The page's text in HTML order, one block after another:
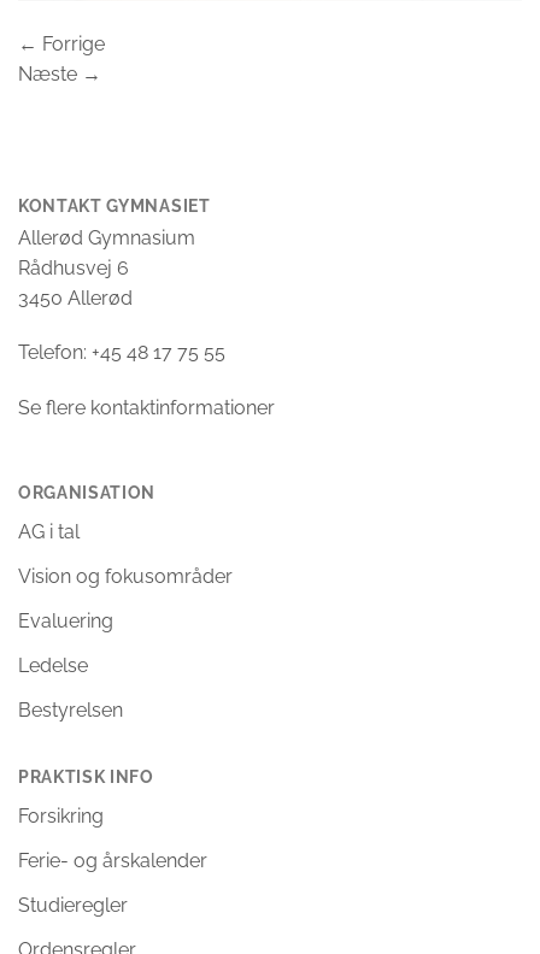
← Forrige
Næste →
KONTAKT GYMNASIET
Allerød Gymnasium
Rådhusvej 6
3450 Allerød
Telefon: +45 48 17 75 55
Se flere kontaktinformationer
ORGANISATION
AG i tal
Vision og fokusområder
Evaluering
Ledelse
Bestyrelsen
PRAKTISK INFO
Forsikring
Ferie- og årskalender
Studieregler
Ordensregler